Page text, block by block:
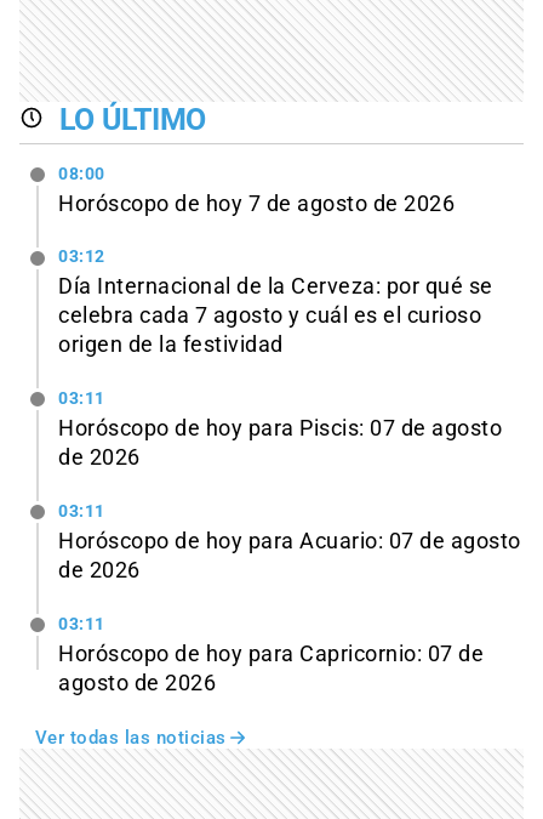
LO ÚLTIMO
08:00
Horóscopo de hoy 7 de agosto de 2026
03:12
Día Internacional de la Cerveza: por qué se
celebra cada 7 agosto y cuál es el curioso
origen de la festividad
03:11
Horóscopo de hoy para Piscis: 07 de agosto
de 2026
03:11
Horóscopo de hoy para Acuario: 07 de agosto
de 2026
03:11
Horóscopo de hoy para Capricornio: 07 de
agosto de 2026
Ver todas las noticias